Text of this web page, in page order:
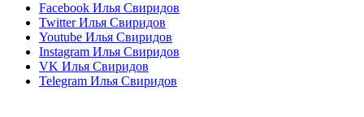
Facebook Илья Свиридов
Twitter Илья Свиридов
Youtube Илья Свиридов
Instagram Илья Свиридов
VK Илья Свиридов
Telegram Илья Свиридов